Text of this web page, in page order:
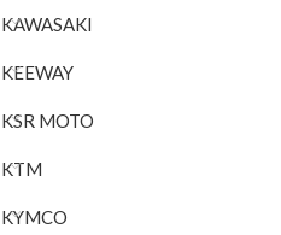
KAWASAKI
KEEWAY
KSR MOTO
KTM
KYMCO